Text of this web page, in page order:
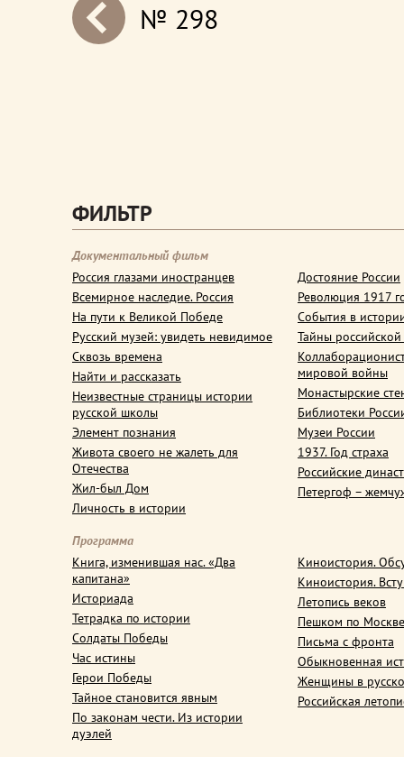
next№ 298
ФИЛЬТР
Документальный фильм
Россия глазами иностранцев
Всемирное наследие. Россия
На пути к Великой Победе
Русский музей: увидеть невидимое
Сквозь времена
Найти и рассказать
Неизвестные страницы истории
русской школы
Элемент познания
Живота своего не жалеть для
Отечества
Жил-был Дом
Личность в истории
Достояние России
Революция 1917
События в
Тайны
мировой войны
Монастырские
Библиотеки
Музеи России
1937. Год страха
Российские
Петергоф –
Программа
Книга, изменившая нас. «Два
капитана»
Историада
Тетрадка по истории
Солдаты Победы
Час истины
Герои Победы
Тайное становится явным
По законам чести. Из истории
дуэлей
Киноистория.
Киноистория.
Летопись веков
Пешком по Москве
Письма с фронта
Обыкновенная
Женщины в
Российская